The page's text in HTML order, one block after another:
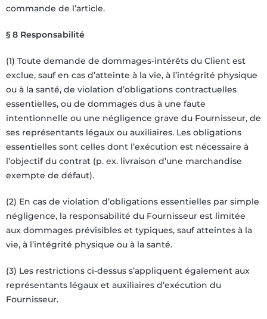
commande de l’article.
§ 8 Responsabilité
(1) Toute demande de dommages-intérêts du Client est
exclue, sauf en cas d’atteinte à la vie, à l’intégrité physique
ou à la santé, de violation d’obligations contractuelles
essentielles, ou de dommages dus à une faute
intentionnelle ou une négligence grave du Fournisseur, de
ses représentants légaux ou auxiliaires. Les obligations
essentielles sont celles dont l’exécution est nécessaire à
l’objectif du contrat (p. ex. livraison d’une marchandise
exempte de défaut).
(2) En cas de violation d’obligations essentielles par simple
négligence, la responsabilité du Fournisseur est limitée
aux dommages prévisibles et typiques, sauf atteintes à la
vie, à l’intégrité physique ou à la santé.
(3) Les restrictions ci-dessus s’appliquent également aux
représentants légaux et auxiliaires d’exécution du
Fournisseur.